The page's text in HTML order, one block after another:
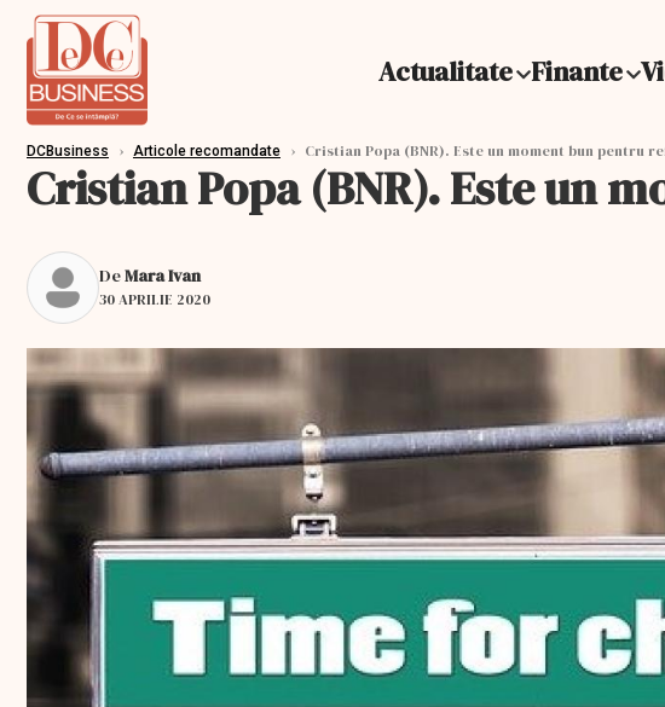
Actualitate Finante
DCBusiness › Articole recomandate › Cristian Popa (BNR). Este un moment bun pentru
Cristian Popa (BNR). Este un
DeMara Ivan
30 APRILIE 2020